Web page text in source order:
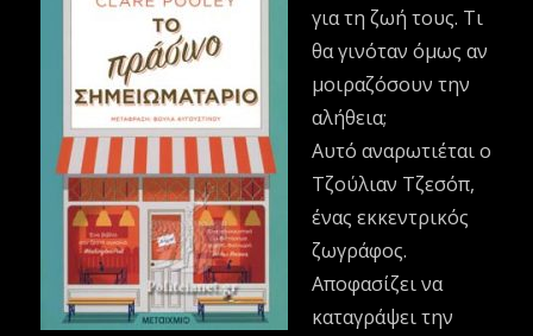
για τη ζωή τους. Τι
θα γινόταν όμως αν
μοιραζόσουν την
αλήθεια;
Αυτό αναρωτιέται ο
Τζούλιαν Τζεσόπ,
ένας εκκεντρικός
ζωγράφος.
Αποφασίζει να
καταγράψει την